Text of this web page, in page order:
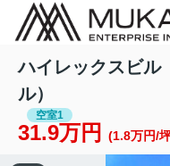
ハイレックスビル
ル）
空室1
31.9万円 (1.8万円/